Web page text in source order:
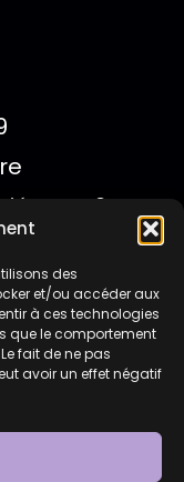
des
et/ou accéder aux
à ces technologies
que le comportement
fait de ne pas
avoir un effet négatif
: 2
(15
devant